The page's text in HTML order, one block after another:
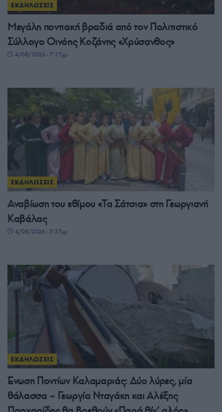
ΕΚΔΗΛΩΣΕΙΣ
Μεγάλη ποντιακή βραδιά από τον Πολιτιστικό
Σύλλογο Οινόης Κοζάνης «Χρύσανθος»
4/08/2026 - 7:17μμ
ΕΚΔΗΛΩΣΕΙΣ
Αναβίωση του εθίμου «Τα Σάτσια» στη Γεωργιανή
Καβάλας
4/08/2026 - 5:27μμ
ΕΚΔΗΛΩΣΕΙΣ
Ένωση Ποντίων Καλαμαριάς: Δύο λύρες, μία
θάλασσα – Γεωργία Νταγάκη και Αλέξης